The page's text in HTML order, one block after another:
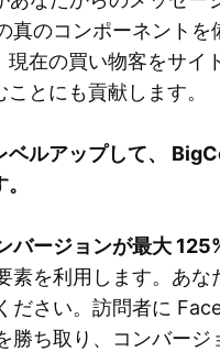
真のコンポーネント
現在の買い物客をサ
とにも貢献します。
ベルアップして、
バージョンが最大
素を利用します。あ
ださい。訪問者に
勝ち取り、コンバージ